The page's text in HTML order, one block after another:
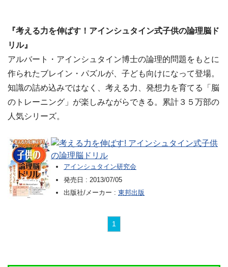
『考える力を伸ばす！アインシュタイン式子供の論理脳ド
リル』
アルバート・アインシュタイン博士の論理的問題をもとに
作られたブレイン・パズルが、子ども向けになって登場。
知識の詰め込みではなく、考える力、発想力を育てる「脳
のトレーニング」が楽しみながらできる。累計３５万部の
人気シリーズ。
考える力を伸ばす! アインシュタイン式子供
の論理脳ドリル
アインシュタイン研究会
発売日 : 2013/07/05
出版社/メーカー : 東邦出版
1